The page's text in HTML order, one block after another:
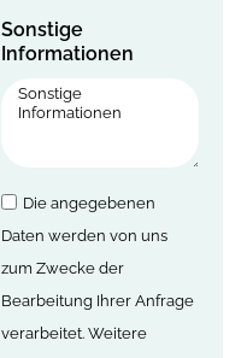
Sonstige
Informationen
Die angegebenen
Daten werden von uns
zum Zwecke der
Bearbeitung Ihrer Anfrage
verarbeitet. Weitere